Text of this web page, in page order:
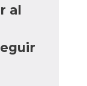
al